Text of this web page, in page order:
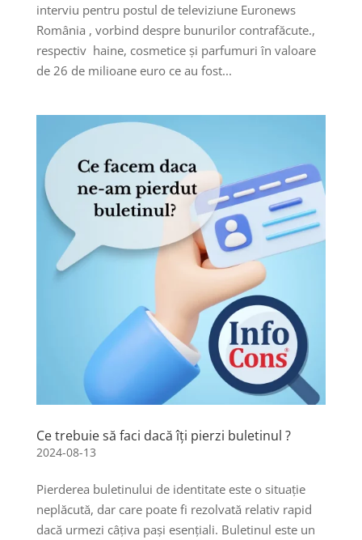
interviu pentru postul de televiziune Euronews
România , vorbind despre bunurilor contrafăcute.,
respectiv haine, cosmetice și parfumuri în valoare
de 26 de milioane euro ce au fost...
Ce trebuie să faci dacă îți pierzi buletinul ?
2024-08-13
Pierderea buletinului de identitate este o situație
neplăcută, dar care poate fi rezolvată relativ rapid
dacă urmezi câțiva pași esențiali. Buletinul este un